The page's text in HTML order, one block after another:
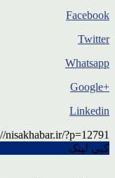
Facebook
Twitter
Whatsapp
+Google
Linkedin
nisakhabar.ir/?p=12791
کپی لینک